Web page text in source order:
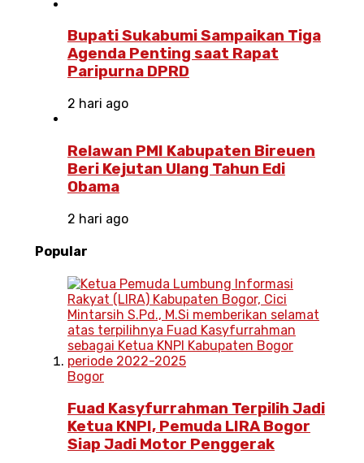
Bupati Sukabumi Sampaikan Tiga
Agenda Penting saat Rapat
Paripurna DPRD
2 hari ago
Relawan PMI Kabupaten Bireuen
Beri Kejutan Ulang Tahun Edi
Obama
2 hari ago
Popular
Bogor
Fuad Kasyfurrahman Terpilih Jadi
Ketua KNPI, Pemuda LIRA Bogor
Siap Jadi Motor Penggerak